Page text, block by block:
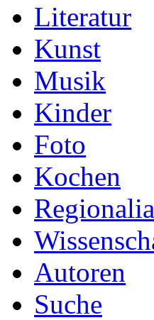
Literatur
Kunst
Musik
Kinder
Foto
Kochen
Regionalia
Autoren
Suche